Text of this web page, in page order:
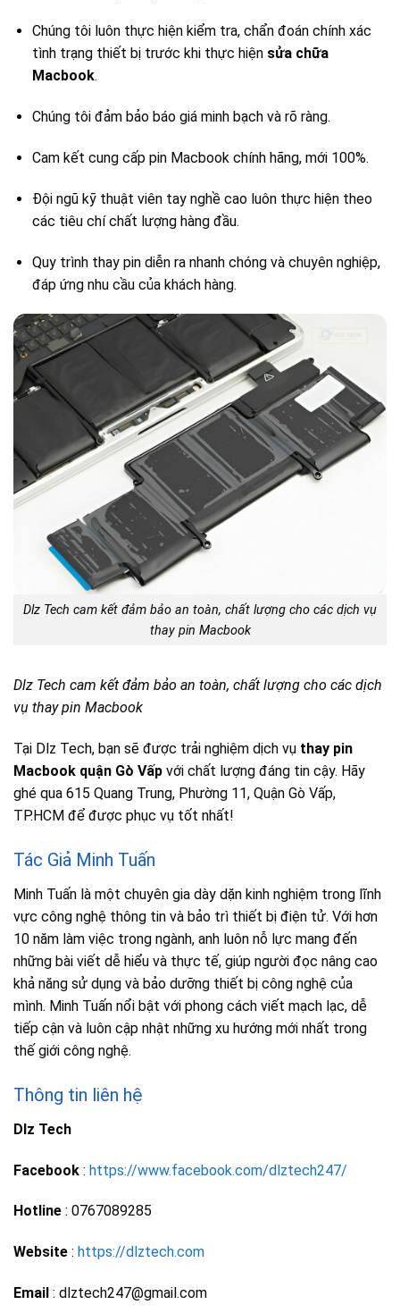
Chúng tôi luôn thực hiện kiểm tra, chẩn đoán chính xác
tình trạng thiết bị trước khi thực hiện sửa chữa
Macbook.
Chúng tôi đảm bảo báo giá minh bạch và rõ ràng.
Cam kết cung cấp pin Macbook chính hãng, mới 100%.
Đội ngũ kỹ thuật viên tay nghề cao luôn thực hiện theo
các tiêu chí chất lượng hàng đầu.
Quy trình thay pin diễn ra nhanh chóng và chuyên nghiệp,
đáp ứng nhu cầu của khách hàng.
Dlz Tech cam kết đảm bảo an toàn, chất lượng cho các dịch vụ
thay pin Macbook
Dlz Tech cam kết đảm bảo an toàn, chất lượng cho các dịch
vụ thay pin Macbook
Tại Dlz Tech, bạn sẽ được trải nghiệm dịch vụ thay pin
Macbook quận Gò Vấp với chất lượng đáng tin cậy. Hãy
ghé qua 615 Quang Trung, Phường 11, Quận Gò Vấp,
TP.HCM để được phục vụ tốt nhất!
Tác Giả Minh Tuấn
Minh Tuấn là một chuyên gia dày dặn kinh nghiệm trong lĩnh
vực công nghệ thông tin và bảo trì thiết bị điện tử. Với hơn
10 năm làm việc trong ngành, anh luôn nỗ lực mang đến
những bài viết dễ hiểu và thực tế, giúp người đọc nâng cao
khả năng sử dụng và bảo dưỡng thiết bị công nghệ của
mình. Minh Tuấn nổi bật với phong cách viết mạch lạc, dễ
tiếp cận và luôn cập nhật những xu hướng mới nhất trong
thế giới công nghệ.
Thông tin liên hệ
Dlz Tech
Facebook : https://www.facebook.com/dlztech247/
Hotline : 0767089285
Website : https://dlztech.com
Email : dlztech247@gmail.com